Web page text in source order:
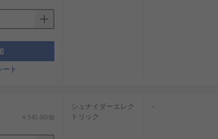
ト
￥345.60/個
シュナイダーエレク
トリック
-